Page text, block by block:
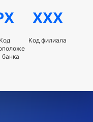
банка
XXX
Код филиала